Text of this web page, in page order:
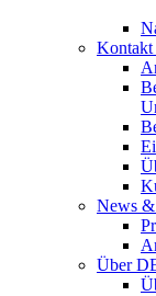
News
Über